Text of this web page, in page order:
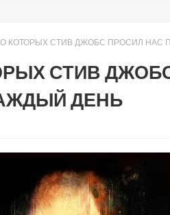
КОТОРЫХ СТИВ ДЖОБС ПРОСИЛ НАС
СТИВ
ДЕНЬ